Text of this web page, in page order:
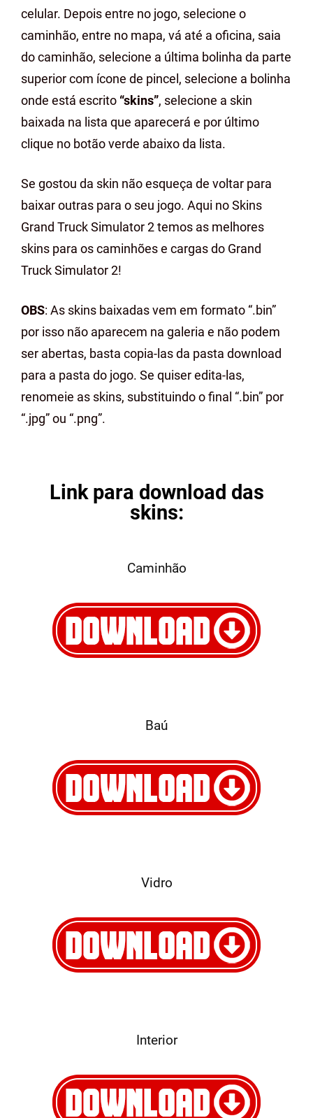
celular. Depois entre no jogo, selecione o
caminhão, entre no mapa, vá até a oficina, saia
do caminhão, selecione a última bolinha da parte
superior com ícone de pincel, selecione a bolinha
onde está escrito “skins”, selecione a skin
baixada na lista que aparecerá e por último
clique no botão verde abaixo da lista.
Se gostou da skin não esqueça de voltar para
baixar outras para o seu jogo. Aqui no Skins
Grand Truck Simulator 2 temos as melhores
skins para os caminhões e cargas do Grand
Truck Simulator 2!
OBS: As skins baixadas vem em formato “.bin”
por isso não aparecem na galeria e não podem
ser abertas, basta copia-las da pasta download
para a pasta do jogo. Se quiser edita-las,
renomeie as skins, substituindo o final “.bin” por
“.jpg” ou “.png”.
Link para download das
skins:
Caminhão
Baú
Vidro
Interior